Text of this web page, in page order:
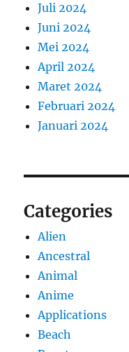
Juli 2024
Juni 2024
Mei 2024
April 2024
Maret 2024
Februari 2024
Januari 2024
Categories
Alien
Ancestral
Animal
Anime
Applications
Beach